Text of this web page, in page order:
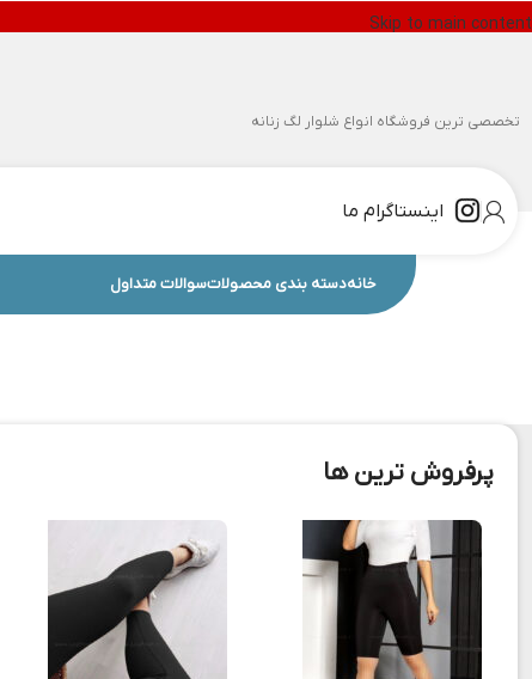
Skip to main content
تخصصی ترین فروشگاه انواع شلوار لگ زنانه
اینستاگرام ما
خانهدسته بندی محصولاتسوالات متداول
پرفروش ترین ها